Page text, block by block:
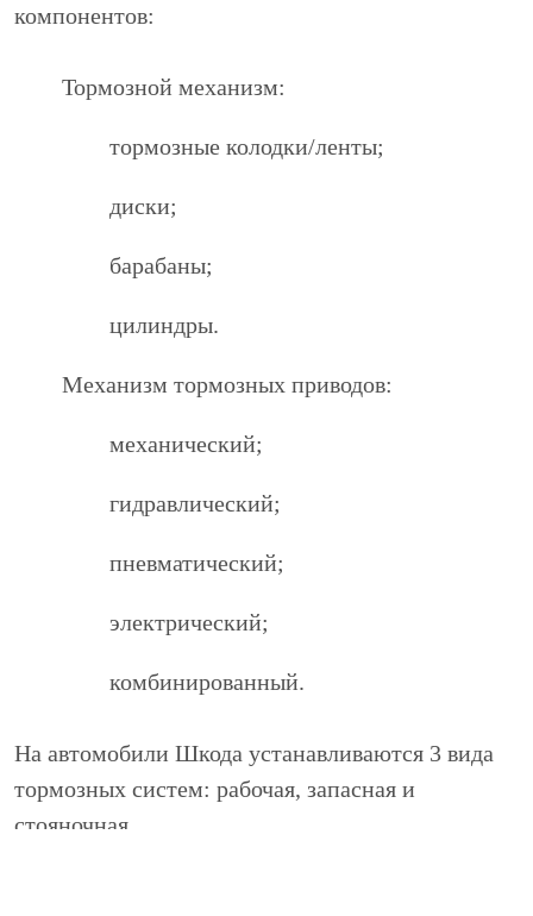
компонентов:
Тормозной механизм:
тормозные колодки/ленты;
диски;
барабаны;
цилиндры.
Механизм тормозных приводов:
механический;
гидравлический;
пневматический;
электрический;
комбинированный.
На автомобили Шкода устанавливаются 3 вида
тормозных систем: рабочая, запасная и
стояночная.